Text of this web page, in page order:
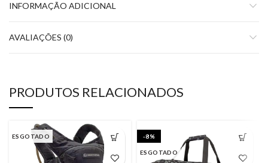
INFORMAÇÃO ADICIONAL
AVALIAÇÕES (0)
PRODUTOS RELACIONADOS
ESGOTADO -8%
ESGOTADO